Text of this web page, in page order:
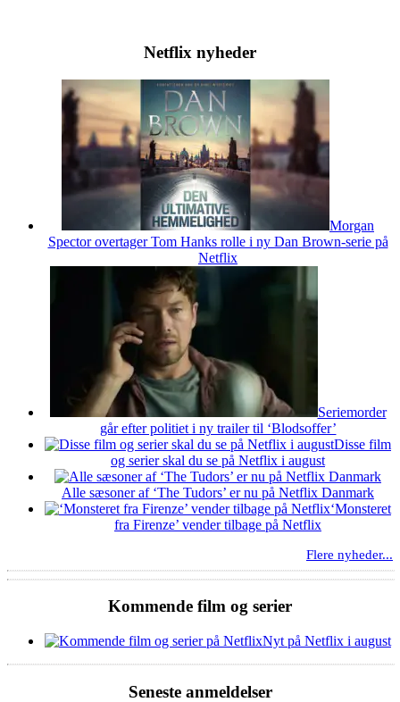
Netflix nyheder
Morgan
Spector overtager Tom Hanks rolle i ny Dan Brown-serie på
Netflix
Seriemorder
går efter politiet i ny trailer til ‘Blodsoffer’
Disse film
og serier skal du se på Netflix i august
Alle sæsoner af ‘The Tudors’ er nu på Netflix Danmark
‘Monsteret
fra Firenze’ vender tilbage på Netflix
Flere nyheder...
Kommende film og serier
Nyt på Netflix i august
Seneste anmeldelser